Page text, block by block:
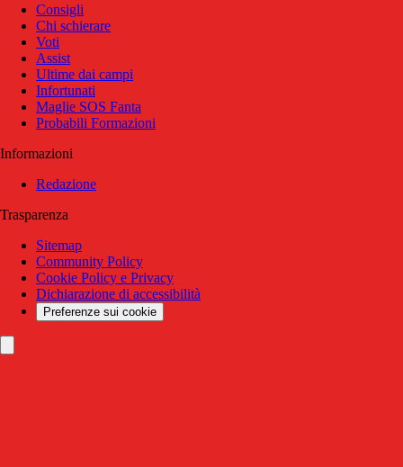
Consigli
Chi schierare
Voti
Assist
Ultime dai campi
Infortunati
Maglie SOS Fanta
Probabili Formazioni
Informazioni
Redazione
Trasparenza
Sitemap
Community Policy
Cookie Policy e Privacy
Dichiarazione di accessibilità
Preferenze sui cookie